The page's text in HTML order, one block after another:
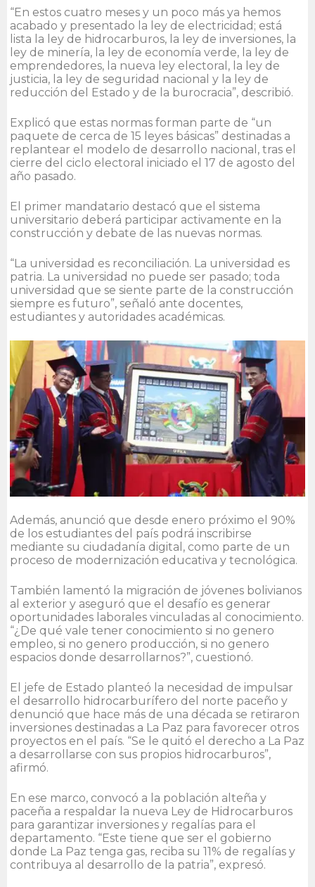
“En estos cuatro meses y un poco más ya hemos
acabado y presentado la ley de electricidad; está
lista la ley de hidrocarburos, la ley de inversiones, la
ley de minería, la ley de economía verde, la ley de
emprendedores, la nueva ley electoral, la ley de
justicia, la ley de seguridad nacional y la ley de
reducción del Estado y de la burocracia”, describió.
Explicó que estas normas forman parte de “un
paquete de cerca de 15 leyes básicas” destinadas a
replantear el modelo de desarrollo nacional, tras el
cierre del ciclo electoral iniciado el 17 de agosto del
año pasado.
El primer mandatario destacó que el sistema
universitario deberá participar activamente en la
construcción y debate de las nuevas normas.
“La universidad es reconciliación. La universidad es
patria. La universidad no puede ser pasado; toda
universidad que se siente parte de la construcción
siempre es futuro”, señaló ante docentes,
estudiantes y autoridades académicas.
Además, anunció que desde enero próximo el 90%
de los estudiantes del país podrá inscribirse
mediante su ciudadanía digital, como parte de un
proceso de modernización educativa y tecnológica.
También lamentó la migración de jóvenes bolivianos
al exterior y aseguró que el desafío es generar
oportunidades laborales vinculadas al conocimiento.
“¿De qué vale tener conocimiento si no genero
empleo, si no genero producción, si no genero
espacios donde desarrollarnos?”, cuestionó.
El jefe de Estado planteó la necesidad de impulsar
el desarrollo hidrocarburífero del norte paceño y
denunció que hace más de una década se retiraron
inversiones destinadas a La Paz para favorecer otros
proyectos en el país. “Se le quitó el derecho a La Paz
a desarrollarse con sus propios hidrocarburos”,
afirmó.
En ese marco, convocó a la población alteña y
paceña a respaldar la nueva Ley de Hidrocarburos
para garantizar inversiones y regalías para el
departamento. “Este tiene que ser el gobierno
donde La Paz tenga gas, reciba su 11% de regalías y
contribuya al desarrollo de la patria”, expresó.